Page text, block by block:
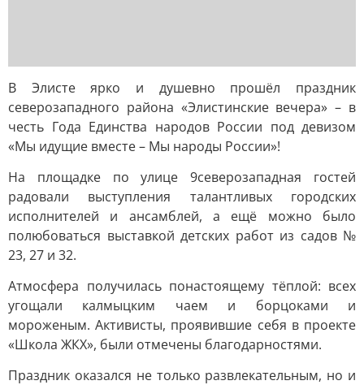
В Элисте ярко и душевно прошёл праздник
северозападного района «Элистинские вечера» – в
честь Года Единства народов России под девизом
«Мы идущие вместе – Мы народы России»!
На площадке по улице 9северозападная гостей
радовали выступления талантливых городских
исполнителей и ансамблей, а ещё можно было
полюбоваться выставкой детских работ из садов №
23, 27 и 32.
Атмосфера получилась понастоящему тёплой: всех
угощали калмыцким чаем и борцоками и
мороженым. Активисты, проявившие себя в проекте
«Школа ЖКХ», были отмечены благодарностями.
Праздник оказался не только развлекательным, но и